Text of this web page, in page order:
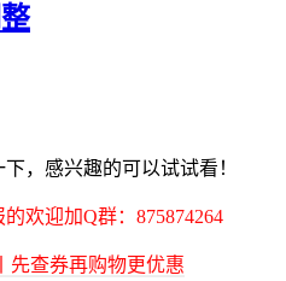
，感兴趣的可以试试看！
欢迎加Q群：875874264
先查券再购物更优惠